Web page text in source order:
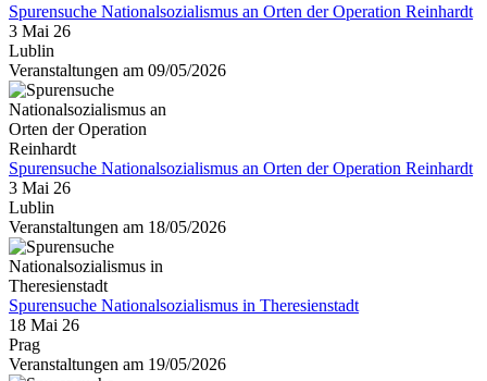
Spurensuche Nationalsozialismus an Orten der Operation Reinhardt
3 Mai 26
Lublin
Veranstaltungen am 09/05/2026
Spurensuche Nationalsozialismus an Orten der Operation Reinhardt
3 Mai 26
Lublin
Veranstaltungen am 18/05/2026
Spurensuche Nationalsozialismus in Theresienstadt
18 Mai 26
Prag
Veranstaltungen am 19/05/2026